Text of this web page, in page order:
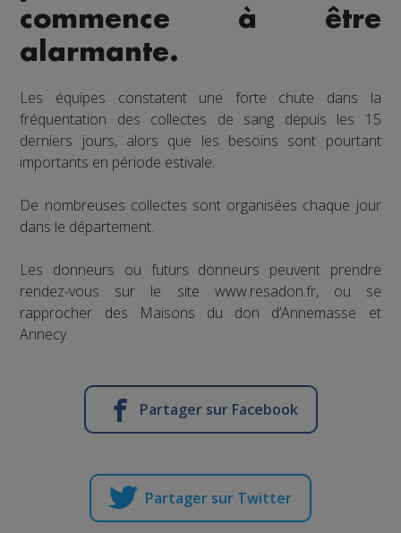
commence à être
alarmante.
Les équipes constatent une forte chute dans la
fréquentation des collectes de sang depuis les 15
derniers jours, alors que les besoins sont pourtant
importants en période estivale.
De nombreuses collectes sont organisées chaque jour
dans le département.
Les donneurs ou futurs donneurs peuvent prendre
rendez-vous sur le site www.resadon.fr, ou se
rapprocher des Maisons du don d’Annemasse et
Annecy.
Partager sur Facebook
Partager sur Twitter